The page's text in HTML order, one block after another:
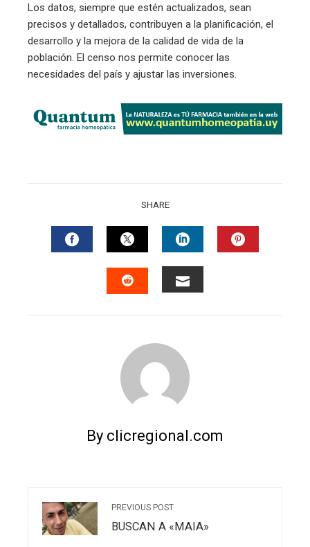
Los datos, siempre que estén actualizados, sean
precisos y detallados, contribuyen a la planificación, el
desarrollo y la mejora de la calidad de vida de la
población. El censo nos permite conocer las
necesidades del país y ajustar las inversiones.
SHARE
FACEBOOKTWITTERLINKEDIN
By clicregional.com
PREVIOUS POST
BUSCAN A «MAIA»